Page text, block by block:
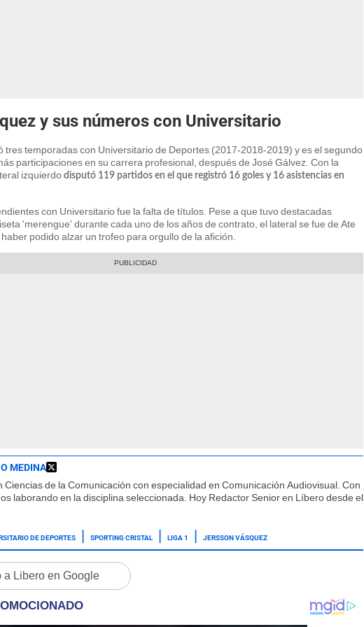
y sus números con Universitario
tres temporadas con Universitario de Deportes (2017-2018-2019) y es el segundo
participaciones en su carrera profesional, después de José Gálvez. Con la
izquierdo disputó 119 partidos en el que registró 16 goles y 16 asistencias en
con Universitario fue la falta de títulos. Pese a que tuvo destacadas
'merengue' durante cada uno de los años de contrato, el lateral se fue de Ate
podido alzar un trofeo para orgullo de la afición.
MEDINA
Ciencias de la Comunicación con especialidad en Comunicación Audiovisual. Con
laborando en la disciplina seleccionada. Hoy Redactor Senior en Líbero desde el
DE DEPORTES SPORTING CRISTAL LIGA 1 JERSSON VÁSQUEZ
a Libero en Google